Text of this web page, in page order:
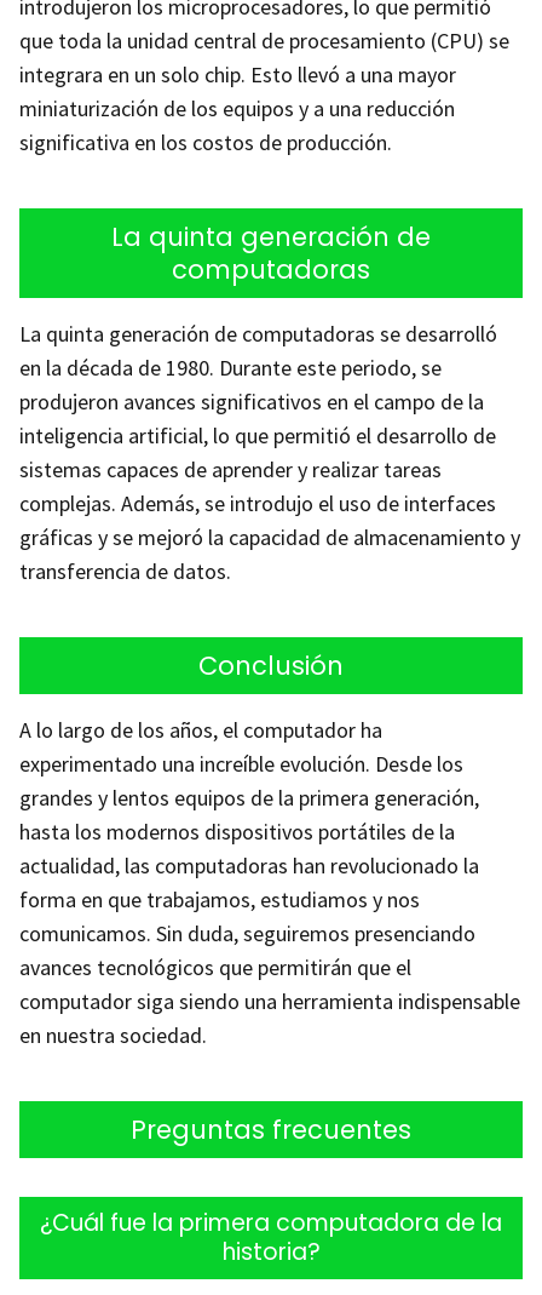
introdujeron los microprocesadores, lo que permitió
que toda la unidad central de procesamiento (CPU) se
integrara en un solo chip. Esto llevó a una mayor
miniaturización de los equipos y a una reducción
significativa en los costos de producción.
La quinta generación de
computadoras
La quinta generación de computadoras se desarrolló
en la década de 1980. Durante este periodo, se
produjeron avances significativos en el campo de la
inteligencia artificial, lo que permitió el desarrollo de
sistemas capaces de aprender y realizar tareas
complejas. Además, se introdujo el uso de interfaces
gráficas y se mejoró la capacidad de almacenamiento y
transferencia de datos.
Conclusión
A lo largo de los años, el computador ha
experimentado una increíble evolución. Desde los
grandes y lentos equipos de la primera generación,
hasta los modernos dispositivos portátiles de la
actualidad, las computadoras han revolucionado la
forma en que trabajamos, estudiamos y nos
comunicamos. Sin duda, seguiremos presenciando
avances tecnológicos que permitirán que el
computador siga siendo una herramienta indispensable
en nuestra sociedad.
Preguntas frecuentes
¿Cuál fue la primera computadora de la
historia?